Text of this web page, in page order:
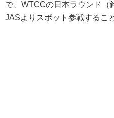
で、WTCCの日本ラウンド（
JASよりスポット参戦するこ